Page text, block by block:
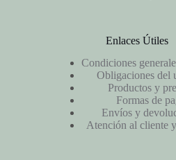
Enlaces Útiles
Condiciones
Obligaciones del
Productos y
Formas de
Envíos y
Atención al cliente